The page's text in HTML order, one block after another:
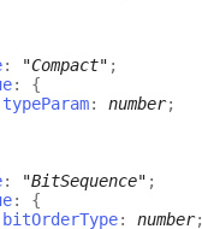
: "Compact" ;
: {
typeParam: number;
: "BitSequence" ;
: {
bitOrderType: number;